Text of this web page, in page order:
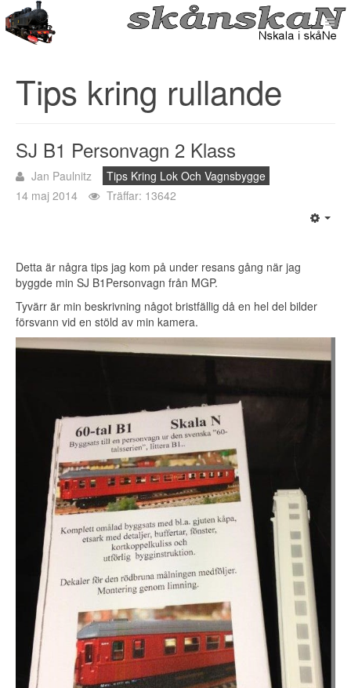
Tips kring rullande
SJ B1 Personvagn 2 Klass
Jan Paulnitz
Tips Kring Lok Och Vagnsbygge
14 maj 2014
Träffar: 13642
Detta är några tips jag kom på under resans gång när jag
byggde min SJ B1Personvagn från MGP.
Tyvärr är min beskrivning något bristfällig då en hel del bilder
försvann vid en stöld av min kamera.